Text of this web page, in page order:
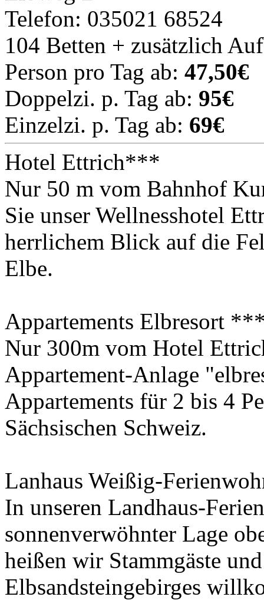
Telefon: 035021 68524
104 Betten + zusätzlich
Person pro Tag ab: 47,50€
Doppelzi. p. Tag ab: 95€
Einzelzi. p. Tag ab: 69€
Hotel Ettrich***
Nur 50 m vom Bahnhof
Sie unser Wellnesshotel
herrlichem Blick auf die
Elbe.
Appartements Elbresort
Nur 300m vom Hotel
Appartement-Anlage
Appartements für 2 bis 4
Sächsischen Schweiz.
Lanhaus Weißig-
In unseren Landhaus-
sonnenverwöhnter Lage
heißen wir Stammgäste
Elbsandsteingebirges